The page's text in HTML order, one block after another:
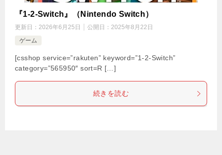
『1-2-Switch』（Nintendo Switch）
更新日： 2026年6月25日 公開日： 2025年8月22日
ゲーム
[csshop service=”rakuten” keyword=”1-2-Switch”
category=”565950″ sort=R […]
続きを読む